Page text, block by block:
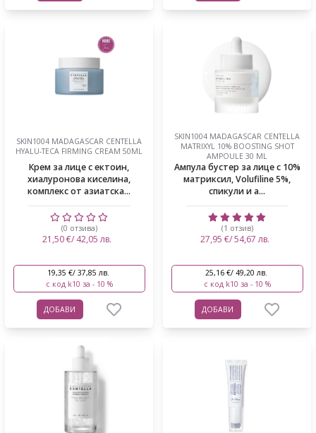
SKIN1004 MADAGASCAR CENTELLA
HYALU-TECA FIRMING CREAM 50ML
Крем за лице с ектоин,
хиалуронова киселина,
комплекс от азиатска...
(0 отзива)
21,50 €/ 42,05 лв.
19,35 €/ 37,85 лв.
с код k10 за - 10 %
ДОБАВИ
SKIN1004 MADAGASCAR CENTELLA
MATRIXYL 10% BOOSTING SHOT
AMPOULE 30 ML
Ампула бустер за лице с 10%
матриксил, Volufiline 5%,
спикули и а...
(1 отзив)
27,95 €/ 54,67 лв.
25,16 €/ 49,20 лв.
с код k10 за - 10 %
ДОБАВИ